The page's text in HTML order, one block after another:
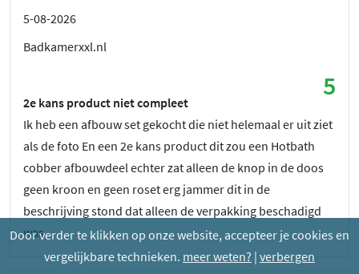
Door verder te klikken op onze website, accepteer je cookies en
vergelijkbare technieken. meer weten? | verbergen
5-08-2026
Badkamerxxl.nl
5
2e kans product niet compleet
Ik heb een afbouw set gekocht die niet helemaal er uit ziet
als de foto En een 2e kans product dit zou een Hotbath
cobber afbouwdeel echter zat alleen de knop in de doos
geen kroon en geen roset erg jammer dit in de
beschrijving stond dat alleen de verpakking beschadigd
was